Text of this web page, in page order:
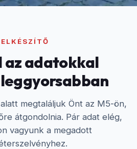
az adatokkal
megtaláljuk Önt az M5-ön,
átgondolnia. Pár adat elég,
vagyunk a megadott